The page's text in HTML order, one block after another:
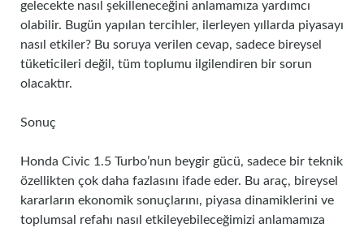
gelecekte nasıl şekilleneceğini anlamamıza yardımcı
olabilir. Bugün yapılan tercihler, ilerleyen yıllarda piyasayı
nasıl etkiler? Bu soruya verilen cevap, sadece bireysel
tüketicileri değil, tüm toplumu ilgilendiren bir sorun
olacaktır.
Sonuç
Honda Civic 1.5 Turbo’nun beygir gücü, sadece bir teknik
özellikten çok daha fazlasını ifade eder. Bu araç, bireysel
kararların ekonomik sonuçlarını, piyasa dinamiklerini ve
toplumsal refahı nasıl etkileyebileceğimizi anlamamıza